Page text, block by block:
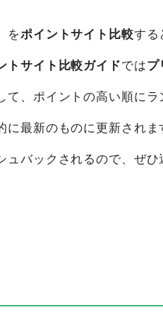
を ポイントサイト比較 する
トサイト比較ガイド では
て、ポイントの高い順に
に最新のものに更新されま